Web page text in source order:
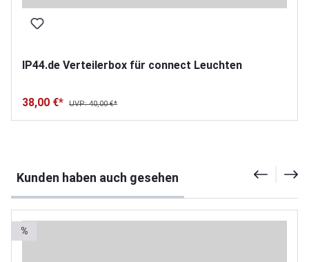
IP44.de Verteilerbox für connect Leuchten
38,00 €* UVP: 40,00 €*
Kunden haben auch gesehen
%